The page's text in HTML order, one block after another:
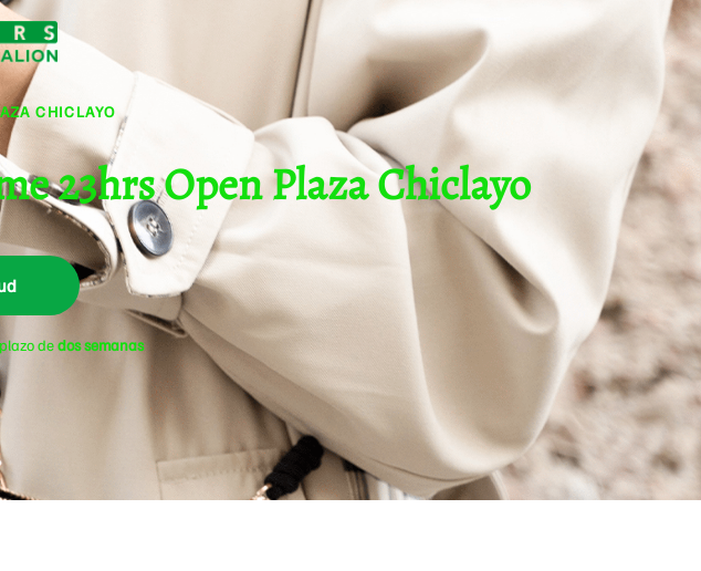
CHICLAYO
23hrs Open Plaza Chiclayo
dedos semanas